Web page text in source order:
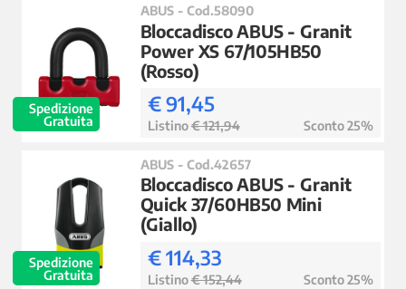
Spedizione
Gratuita
ABUS - Cod.58090
Bloccadisco ABUS - Granit
Power XS 67/105HB50
(Rosso)
€ 91,45
Listino€ 121,94 Sconto 25%
Spedizione
Gratuita
ABUS - Cod.42657
Bloccadisco ABUS - Granit
Quick 37/60HB50 Mini
(Giallo)
€ 114,33
Listino€ 152,44 Sconto 25%